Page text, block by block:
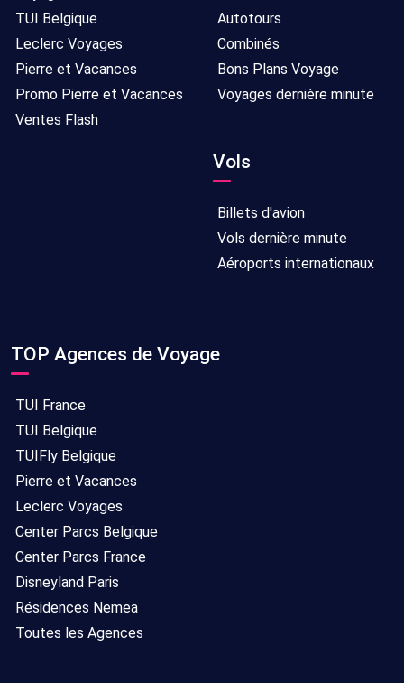
TUI Belgique
Leclerc Voyages
Pierre et Vacances
Promo Pierre et Vacances
Ventes Flash
Autotours
Combinés
Bons Plans Voyage
Voyages dernière minute
Vols
Billets d'avion
Vols dernière minute
Aéroports internationaux
TOP Agences de Voyage
TUI France
TUI Belgique
TUIFly Belgique
Pierre et Vacances
Leclerc Voyages
Center Parcs Belgique
Center Parcs France
Disneyland Paris
Résidences Nemea
Toutes les Agences